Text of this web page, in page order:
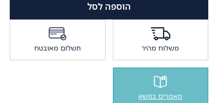
הוספה לסל
משלוח מהיר תשלום מאובטח
מאמרים בנושא